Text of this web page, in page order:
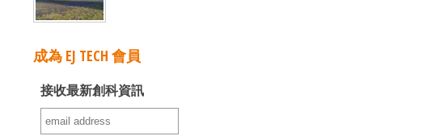
成為 EJ TECH 會員
接收最新創科資訊